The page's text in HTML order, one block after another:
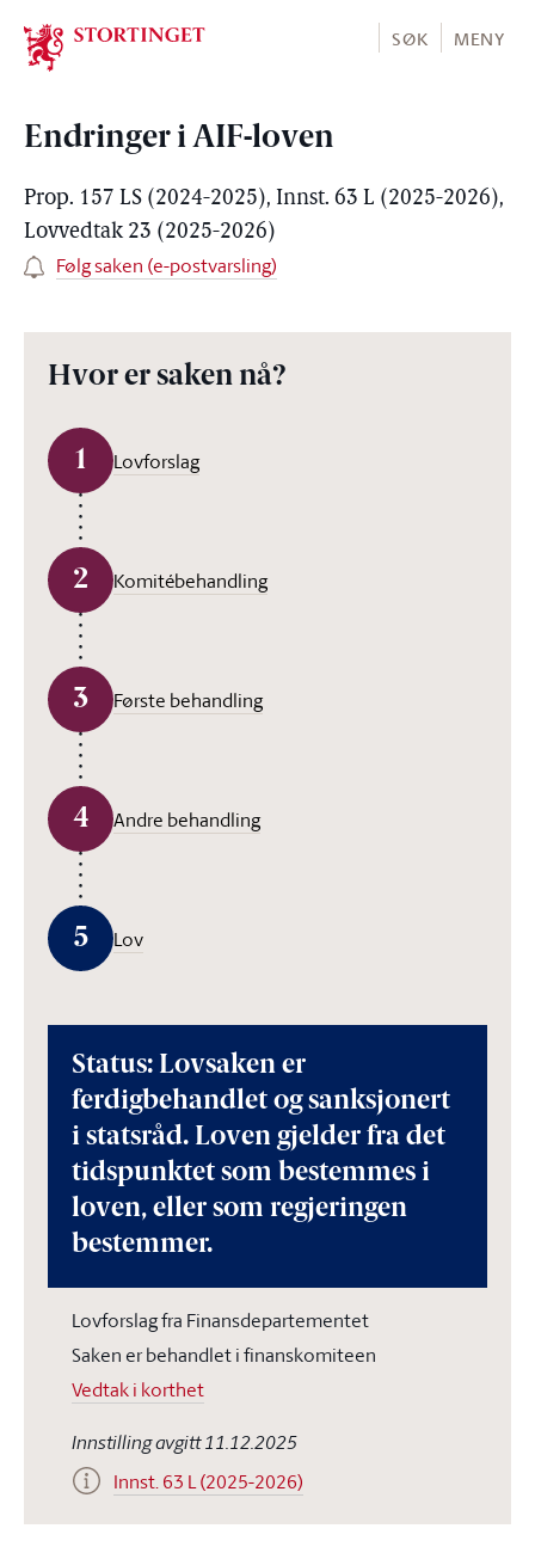
Stortinget.no
SØK MENY
Endringer i AIF-loven
Prop. 157 LS (2024-2025), Innst. 63 L (2025-2026),
Lovvedtak 23 (2025-2026)
Følg saken (e-postvarsling)
Hvor er saken nå?
1 Lovforslag
2 Komitébehandling
3 Første behandling
4 Andre behandling
5 Lov
Status: Lovsaken er
ferdigbehandlet og sanksjonert
i statsråd. Loven gjelder fra det
tidspunktet som bestemmes i
loven, eller som regjeringen
bestemmer.
Lovforslag fra Finansdepartementet
Saken er behandlet i finanskomiteen
Vedtak i korthet
Innstilling avgitt 11.12.2025
Innst. 63 L (2025-2026)